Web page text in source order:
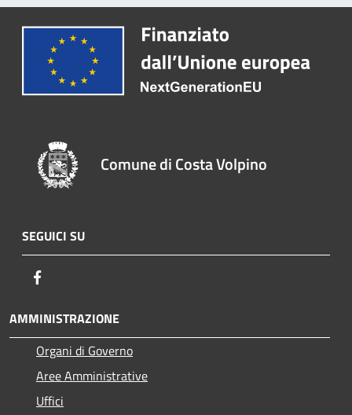
Comune di Costa Volpino
SEGUICI SU
AMMINISTRAZIONE
Organi di Governo
Aree Amministrative
Uffici